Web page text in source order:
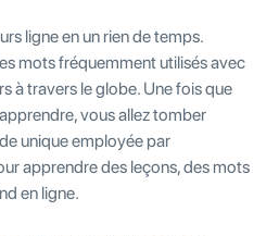
ligne en un rien de temps.
mots fréquemment utilisés avec
à travers le globe. Une fois que
vous allez tomber
unique employée par
apprendre des leçons, des mots
en ligne.